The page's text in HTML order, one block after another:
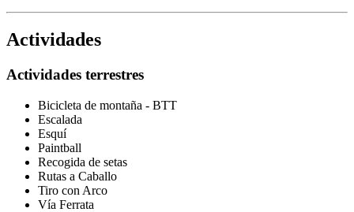
Actividades
Actividades terrestres
Bicicleta de montaña - BTT
Escalada
Esquí
Paintball
Recogida de setas
Rutas a Caballo
Tiro con Arco
Vía Ferrata